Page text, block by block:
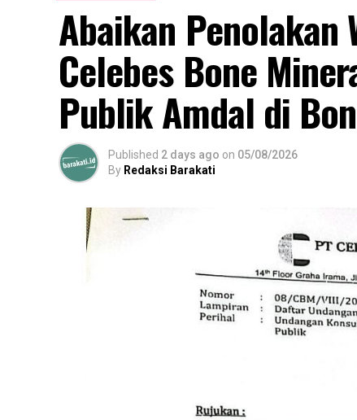
Abaikan Penolakan
Celebes Bone
Publik Amdal di
Published 2 days ago on 05/08/2026
By Redaksi Barakati